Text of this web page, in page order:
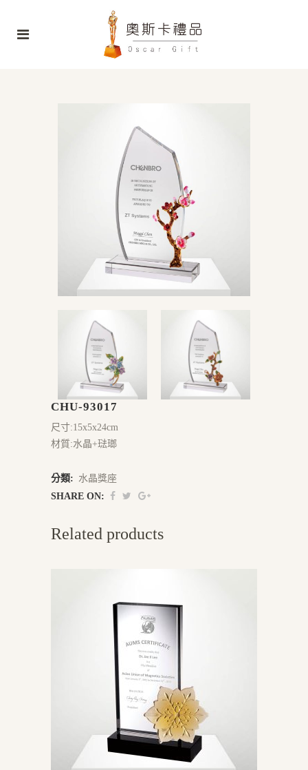
CHU-93017
尺寸:15x5x24cm
材質:水晶+琺瑯
分類: 水晶獎座
SHARE ON:
Related products